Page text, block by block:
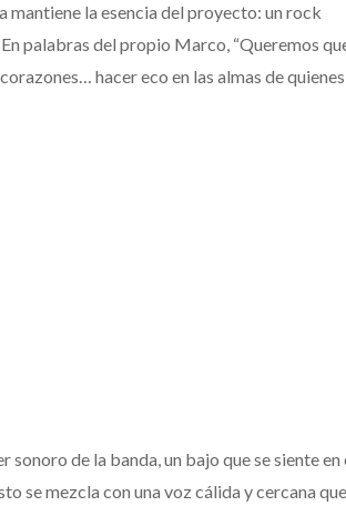
mantiene la esencia del proyecto: un rock
palabras del propio Marco, “Queremos
hacer eco en las almas de quienes
sonoro de la banda, un bajo que se siente en
se mezcla con una voz cálida y cercana que